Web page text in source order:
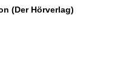
(Der Hörverlag)